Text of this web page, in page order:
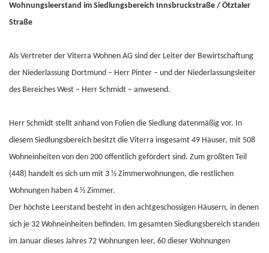
Wohnungsleerstand im Siedlungsbereich Innsbruckstraße / Ötztaler
Straße
Als Vertreter der Viterra Wohnen AG sind der Leiter der Bewirtschaftung
der Niederlassung Dortmund – Herr Pinter – und der Niederlassungsleiter
des Bereiches West – Herr Schmidt – anwesend.
Herr Schmidt stellt anhand von Folien die Siedlung datenmäßig vor. In
diesem Siedlungsbereich besitzt die Viterra insgesamt 49 Häuser, mit 508
Wohneinheiten von den 200 öffentlich gefördert sind. Zum größten Teil
(448) handelt es sich um mit 3 ½ Zimmerwohnungen, die restlichen
Wohnungen haben 4 ½ Zimmer.
Der höchste Leerstand besteht in den achtgeschossigen Häusern, in denen
sich je 32 Wohneinheiten befinden. Im gesamten Siedlungsbereich standen
im Januar dieses Jahres 72 Wohnungen leer, 60 dieser Wohnungen